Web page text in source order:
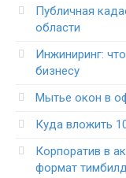
Публичная
области
Инжиниринг:
бизнесу
Мытье окон в
Куда вложить
Корпоратив в
формат